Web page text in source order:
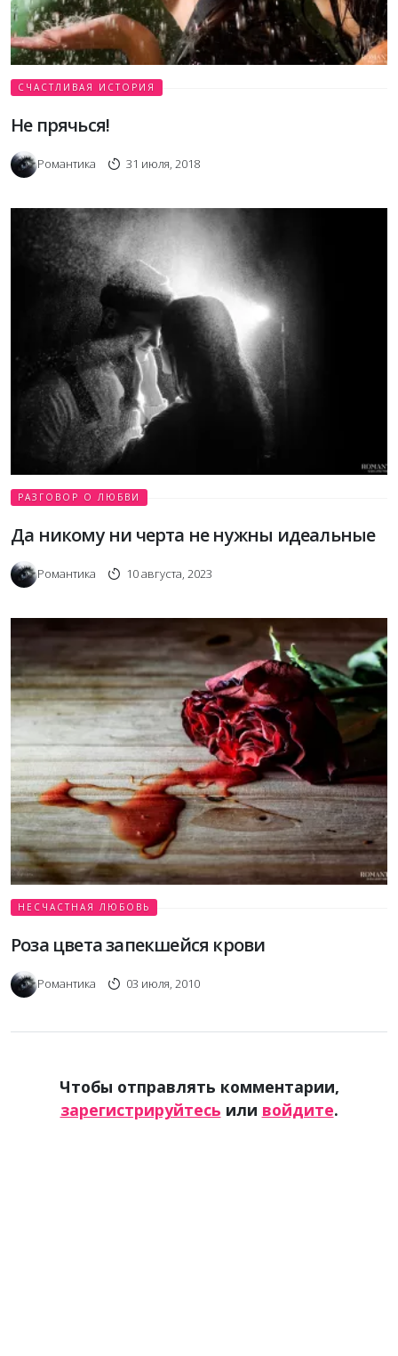
СЧАСТЛИВАЯ ИСТОРИЯ
Не прячься!
Романтика 31 июля, 2018
РАЗГОВОР О ЛЮБВИ
Да никому ни черта не нужны идеальные
Романтика 10 августа, 2023
НЕСЧАСТНАЯ ЛЮБОВЬ
Роза цвета запекшейся крови
Романтика 03 июля, 2010
Чтобы отправлять комментарии,
зарегистрируйтесь или войдите.